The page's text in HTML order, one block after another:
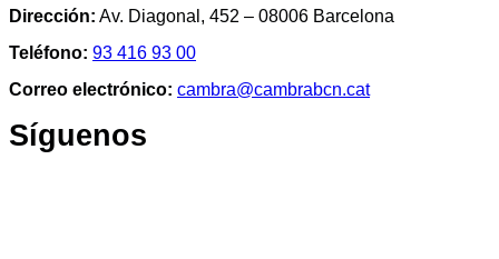
Dirección: Av. Diagonal, 452 – 08006 Barcelona
Teléfono: 93 416 93 00
Correo electrónico: cambra@cambrabcn.cat
Síguenos